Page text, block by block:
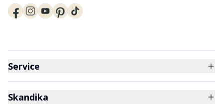
Service
Skandika